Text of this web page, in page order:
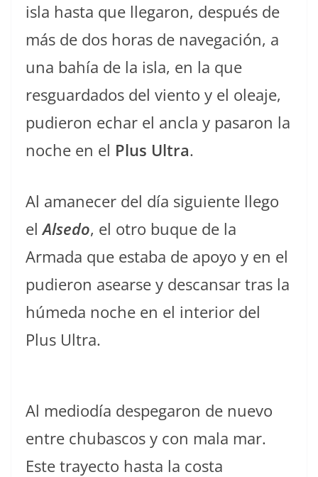
isla hasta que llegaron, después de
más de dos horas de navegación, a
una bahía de la isla, en la que
resguardados del viento y el oleaje,
pudieron echar el ancla y pasaron la
noche en el Plus Ultra.
Al amanecer del día siguiente llego
elAlsedo, el otro buque de la
Armada que estaba de apoyo y en el
pudieron asearse y descansar tras la
húmeda noche en el interior del
Plus Ultra.
Al mediodía despegaron de nuevo
entre chubascos y con mala mar.
Este trayecto hasta la costa